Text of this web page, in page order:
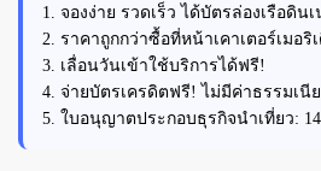
1. จองง่าย รวดเร็ว ได้บัตรล่องเรือดิน
2. ราคาถูกกว่าซื้อที่หน้าเคาเตอร์เมอริ
3. เลื่อนวันเข้าใช้บริการได้ฟรี!
4. จ่ายบัตรเครดิตฟรี! ไม่มีค่าธรรมเนี
5. ใบอนุญาตประกอบธุรกิจนำเที่ยว: